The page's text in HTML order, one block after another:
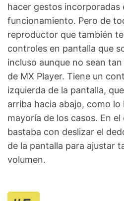
hacer gestos incorporadas
funcionamiento. Pero de
reproductor que también
controles en pantalla que
incluso aunque no sean
de MX Player. Tiene un
izquierda de la pantalla,
arriba hacia abajo, como lo
mayoría de los casos. En el
bastaba con deslizar el
de la pantalla para ajustar
volumen.